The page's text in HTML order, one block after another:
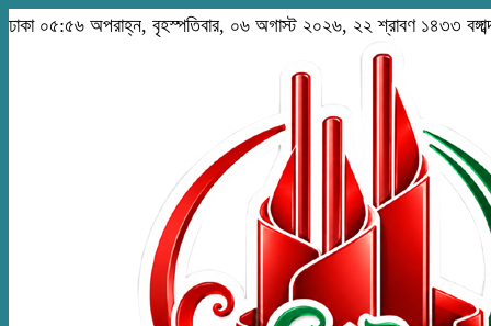
ঢাকা ০৫:৫৬ অপরাহ্ন, বৃহস্পতিবার, ০৬ অগাস্ট ২০২৬, ২২ শ্রাবণ ১৪৩৩